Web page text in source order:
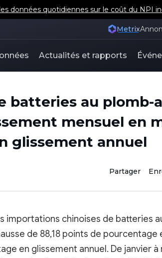
données quotidiennes sur le coût du NPI
Metrix
Actualités et rapports
batteries au plomb-
mensuel en
glissement annuel
Partager
importations chinoises de batteries
de 88,18 points de pourcentage
en glissement annuel. De janvier à